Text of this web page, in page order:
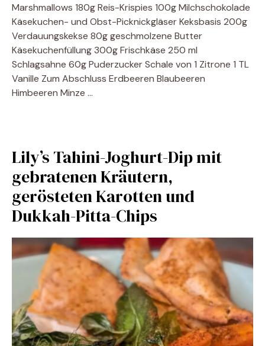
Marshmallows 180g Reis-Krispies 100g Milchschokolade
Käsekuchen- und Obst-Picknickgläser Keksbasis 200g
Verdauungskekse 80g geschmolzene Butter
Käsekuchenfüllung 300g Frischkäse 250 ml
Schlagsahne 60g Puderzucker Schale von 1 Zitrone 1 TL
Vanille Zum Abschluss Erdbeeren Blaubeeren
Himbeeren Minze …
Lily’s Tahini-Joghurt-Dip mit
gebratenen Kräutern,
gerösteten Karotten und
Dukkah-Pitta-Chips